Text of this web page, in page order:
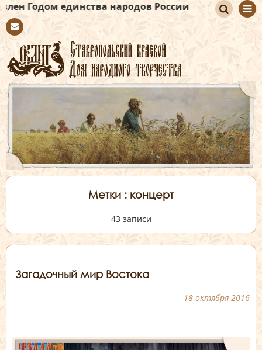
народов России
tact
иск
Метки : концерт
43 записи
Загадочный мир Востока
18 октября 2016